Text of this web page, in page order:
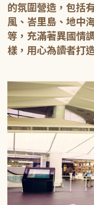
的氛圍營造，包括
風、峇里島、地中
等，充滿著異國情
樣，用心為讀者打